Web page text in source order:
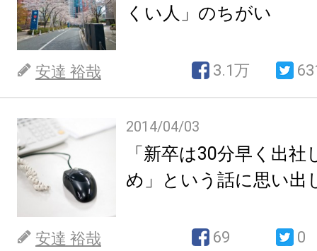
くい人」のちがい
安達 裕哉 3.1万
2014/04/03
「新卒は30分早く出社
め」という話に思い出
安達 裕哉 69 0